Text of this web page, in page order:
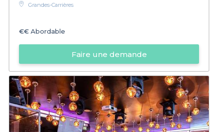
Grandes-Carrières
€€ Abordable
Faire une demande